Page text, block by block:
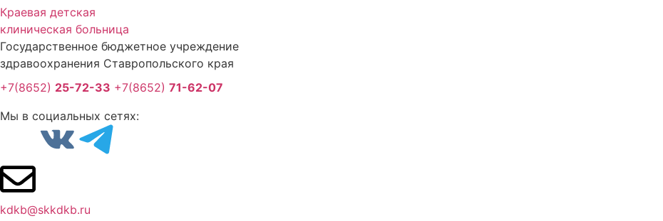
Краевая детская
клиническая больница
Государственное бюджетное учреждение
здравоохранения Ставропольского края
+7(8652) 25-72-33 +7(8652) 71-62-07
Мы в социальных сетях:
kdkb@skkdkb.ru